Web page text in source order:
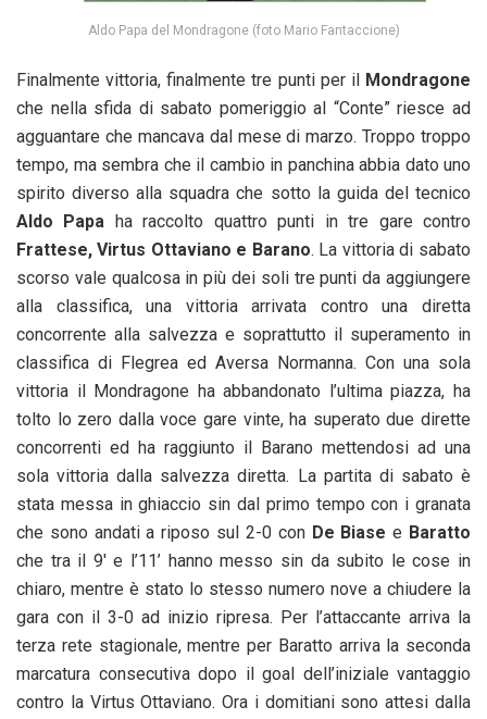
Aldo Papa del Mondragone (foto Mario Fantaccione)
Finalmente vittoria, finalmente tre punti per il
Mondragone
che nella sfida di sabato pomeriggio al “Conte” riesce ad
agguantare che mancava dal mese di marzo. Troppo troppo
tempo, ma sembra che il cambio in panchina abbia dato uno
spirito diverso alla squadra che sotto la guida del tecnico
Aldo Papa ha raccolto quattro punti in tre gare contro
Frattese, Virtus Ottaviano e Barano. La vittoria di sabato
scorso vale qualcosa in più dei soli tre punti da aggiungere
alla classifica, una vittoria arrivata contro una diretta
concorrente alla salvezza e soprattutto il superamento in
classifica di Flegrea ed Aversa Normanna. Con una sola
vittoria il Mondragone ha abbandonato l’ultima piazza, ha
tolto lo zero dalla voce gare vinte, ha superato due dirette
concorrenti ed ha raggiunto il Barano mettendosi ad una
sola vittoria dalla salvezza diretta. La partita di sabato è
stata messa in ghiaccio sin dal primo tempo con i granata
che sono andati a riposo sul 2-0 con De Biase e Baratto
che tra il 9′ e l’11’ hanno messo sin da subito le cose in
chiaro, mentre è stato lo stesso numero nove a chiudere la
gara con il 3-0 ad inizio ripresa. Per l’attaccante arriva la
terza rete stagionale, mentre per Baratto arriva la seconda
marcatura consecutiva dopo il goal dell’iniziale vantaggio
contro la Virtus Ottaviano. Ora i domitiani sono attesi dalla